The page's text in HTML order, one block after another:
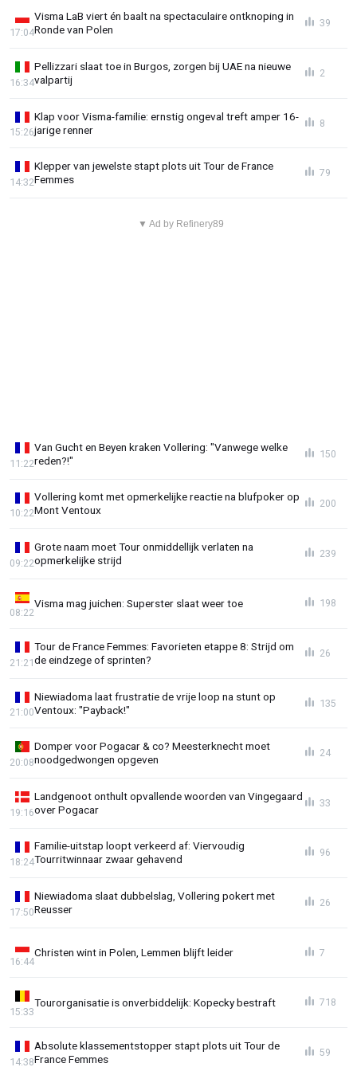
Visma LaB viert én baalt na spectaculaire ontknoping in
Ronde van Polen
17:04
39
Pellizzari slaat toe in Burgos, zorgen bij UAE na nieuwe
valpartij
16:34
2
Klap voor Visma-familie: ernstig ongeval treft amper 16-
jarige renner
15:26
8
Klepper van jewelste stapt plots uit Tour de France
Femmes
14:32
79
▼ Ad by Refinery89
Van Gucht en Beyen kraken Vollering: "Vanwege welke
reden?!"
11:22
150
Vollering komt met opmerkelijke reactie na blufpoker op
Mont Ventoux
10:22
200
Grote naam moet Tour onmiddellijk verlaten na
opmerkelijke strijd
09:22
239
Visma mag juichen: Superster slaat weer toe
08:22
198
Tour de France Femmes: Favorieten etappe 8: Strijd om
de eindzege of sprinten?
21:21
26
Niewiadoma laat frustratie de vrije loop na stunt op
Ventoux: "Payback!"
21:00
135
Domper voor Pogacar & co? Meesterknecht moet
noodgedwongen opgeven
20:08
24
Landgenoot onthult opvallende woorden van Vingegaard
over Pogacar
19:16
33
Familie-uitstap loopt verkeerd af: Viervoudig
Tourritwinnaar zwaar gehavend
18:24
96
Niewiadoma slaat dubbelslag, Vollering pokert met
Reusser
17:50
26
Christen wint in Polen, Lemmen blijft leider
16:44
7
Tourorganisatie is onverbiddelijk: Kopecky bestraft
15:33
718
Absolute klassementstopper stapt plots uit Tour de
France Femmes
14:38
59